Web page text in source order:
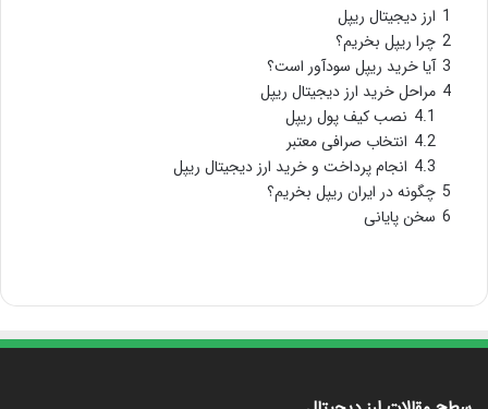
1 ارز دیجیتال ریپل
2 چرا ریپل بخریم؟
3 آیا خرید ریپل سودآور است؟
4 مراحل خرید ارز دیجیتال ریپل
4.1 نصب کیف پول ریپل
4.2 انتخاب صرافی معتبر
4.3 انجام پرداخت و خرید ارز دیجیتال ریپل
5 چگونه در ایران ریپل بخریم؟
6 سخن پایانی